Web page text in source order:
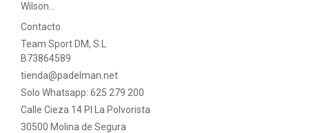
Wilson…
Contacto
Team Sport DM, S.L
B73864589
tienda@padelman.net
Solo Whatsapp: 625 279 200
Calle Cieza 14 PI La Polvorista
30500 Molina de Segura